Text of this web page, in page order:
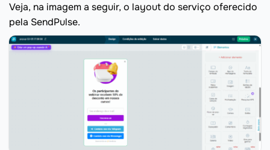
Veja, na imagem a seguir, o layout do serviço oferecido
pela SendPulse.